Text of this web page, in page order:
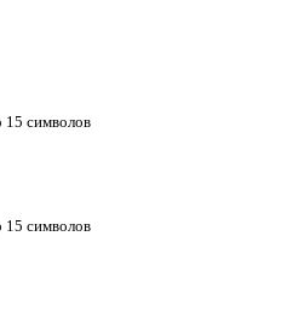
15 символов
15 символов